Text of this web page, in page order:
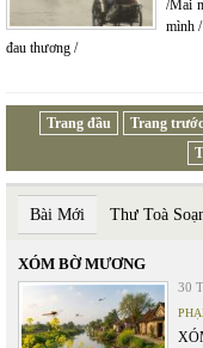
/Mai
mình
đau thương /
Trang đầu Trang trước
Bài Mới Thư Toà
XÓM BỜ MƯƠNG
30